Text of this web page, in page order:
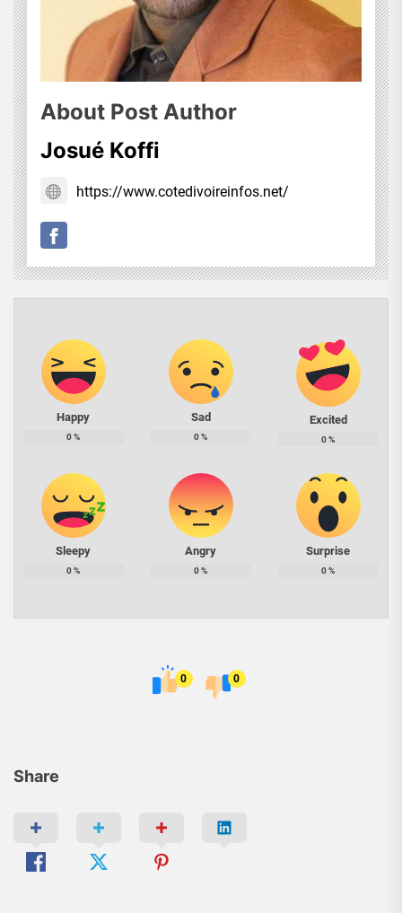
Share
About Post Author
Josué Koffi
https://www.cotedivoireinfos.net/
Happy
0%
Sad
0%
Excited
0%
Sleepy
0%
Angry
0%
Surprise
0%
0 0